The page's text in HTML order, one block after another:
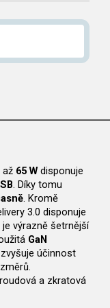
až 65 W disponuje
. Díky tomu
. Kromě
3.0 disponuje
je výrazně šetrnější
GaN
účinnost
a zkratová